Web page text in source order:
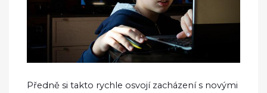
Předně si takto rychle osvojí zacházení s novými